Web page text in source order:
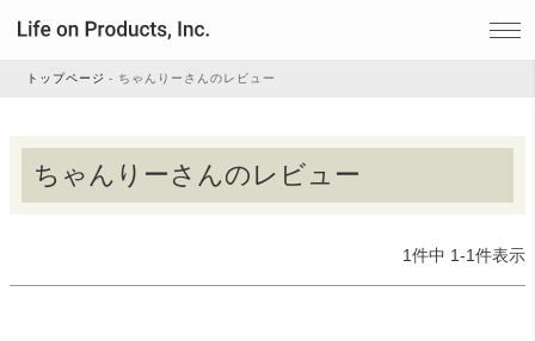
家電
トップページ ちゃんりーさんのレビュー
ちゃんりーさんのレビュー
1件中 1-1件表示